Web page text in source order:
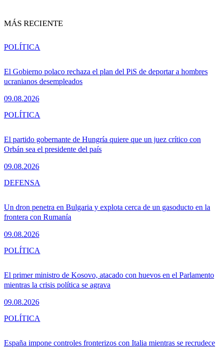
MÁS RECIENTE
El Gobierno polaco rechaza el plan del PiS de deportar a hombres
ucranianos desempleados
09.08.2026
POLÍTICA
El partido gobernante de Hungría quiere que un juez crítico con
Orbán sea el presidente del país
09.08.2026
POLÍTICA
Un dron penetra en Bulgaria y explota cerca de un gasoducto en la
frontera con Rumanía
09.08.2026
DEFENSA
El primer ministro de Kosovo, atacado con huevos en el Parlamento
mientras la crisis política se agrava
09.08.2026
POLÍTICA
España impone controles fronterizos con Italia mientras se recrudece
POLÍTICA